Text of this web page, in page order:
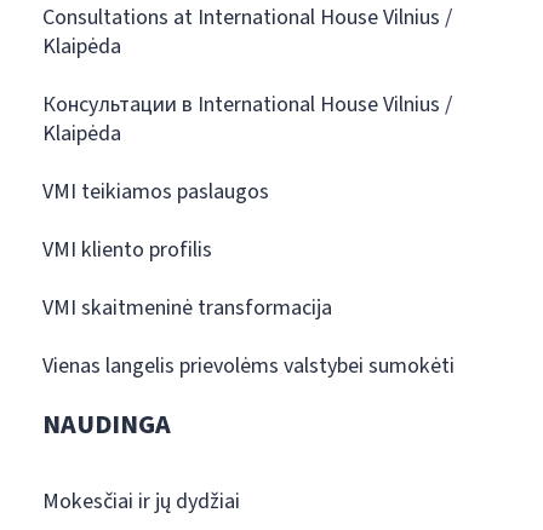
Consultations at International House Vilnius /
Klaipėda
Консультации в International House Vilnius /
Klaipėda
VMI teikiamos paslaugos
VMI kliento profilis
VMI skaitmeninė transformacija
Vienas langelis prievolėms valstybei sumokėti
NAUDINGA
Mokesčiai ir jų dydžiai